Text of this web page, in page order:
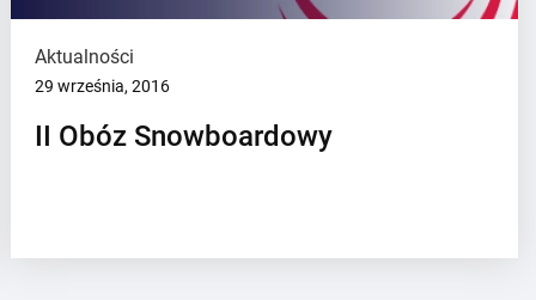
Aktualności
29 września, 2016
II Obóz Snowboardowy